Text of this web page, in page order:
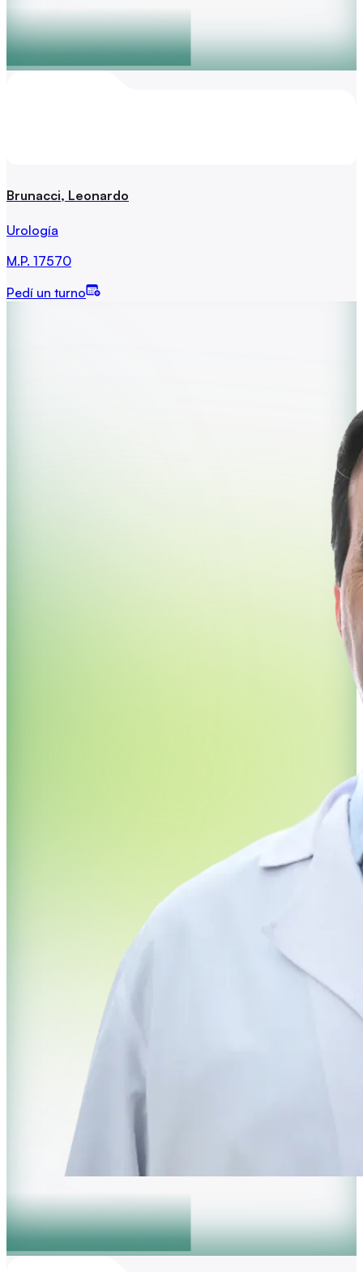
Brunacci, Leonardo
Urología
M.P. 17570
Pedí un turno